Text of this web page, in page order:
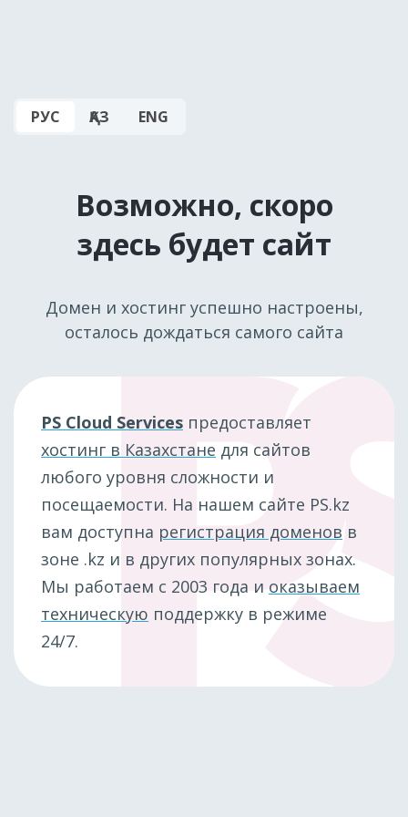
РУС ҚАЗ ENG
Возможно, скоро
здесь будет сайт
Домен и хостинг успешно настроены,
осталось дождаться самого сайта
PS Cloud Services предоставляет
хостинг в Казахстане для сайтов
любого уровня сложности и
посещаемости. На нашем сайте PS.kz
вам доступна регистрация доменов в
зоне .kz и в других популярных зонах.
Мы работаем с 2003 года и оказываем
техническую поддержку в режиме
24/7.